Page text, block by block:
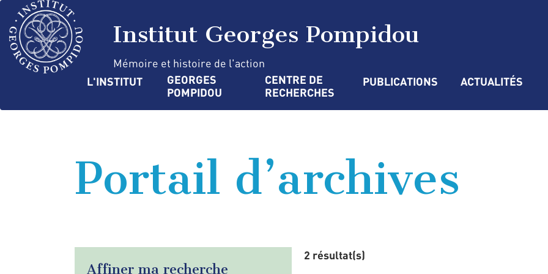
Aller
au
contenu
principal
Institut Georges Pompidou
Mémoire et histoire de l'action
Navigation
L'INSTITUT
GEORGES
POMPIDOU
CENTRE DE
RECHERCHES
PUBLICATIONS ACTUALITÉS
Portail d’archives
Affiner ma recherche
2 résultat(s)
Panneau de gestion des cookies